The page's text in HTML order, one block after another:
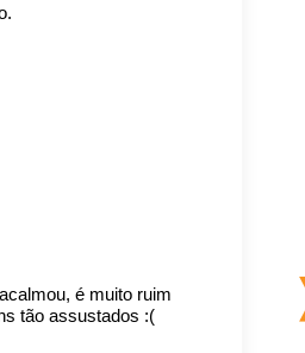
é muito ruim
tão assustados :(